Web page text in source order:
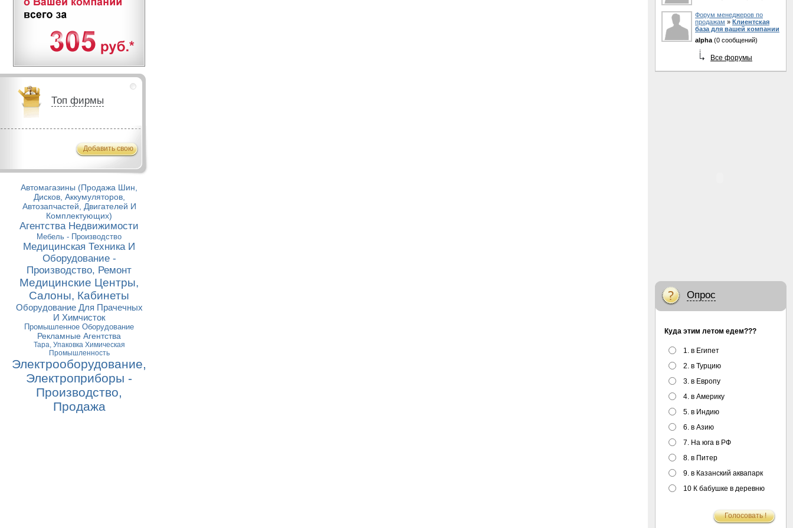
Форум менеджеров по
продажам » Клиентская
база для вашей компании
alpha (0 сообщений)
Все форумы
Опрос
Куда этим летом едем???
1. в Египет
2. в Турцию
3. в Европу
4. в Америку
5. в Индию
6. в Азию
7. На юга в РФ
8. в Питер
9. в Казанский аквапарк
10 К бабушке в деревню
Голосовать !
Топ фирмы
Добавить свою
Автомагазины (Продажа Шин,
Дисков, Аккумуляторов,
Автозапчастей, Двигателей И
Комплектующих)
Агентства Недвижимости
Мебель - Производство
Медицинская Техника И
Оборудование -
Производство, Ремонт
Медицинские Центры,
Салоны, Кабинеты
Оборудование Для Прачечных
И Химчисток
Промышленное Оборудование
Рекламные Агентства
Тара, Упаковка Химическая
Промышленность
Электрооборудование,
Электроприборы -
Производство,
Продажа